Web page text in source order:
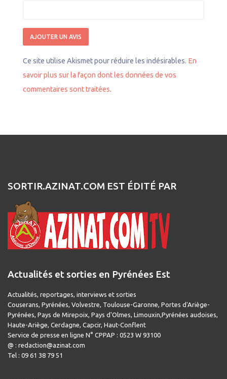
Ce site utilise Akismet pour réduire les indésirables. En
savoir plus sur la façon dont les données de vos
commentaires sont traitées.
SORTIR.AZINAT.COM EST ÉDITÉ PAR
Actualités et sorties en Pyrénées Est
Actualités, reportages, interviews et sorties
Couserans, Pyrénées, Volvestre, Toulouse-Garonne, Portes d'Ariège-
Pyrénées, Pays de Mirepoix, Pays d'Olmes, Limouxin,Pyrénées audoises,
Haute-Ariège, Cerdagne, Capcir, Haut-Conflent
Service de presse en ligne N° CPPAP : 0523 W 93100
@ : redaction@azinat.com
Tel : 09 61 38 79 51